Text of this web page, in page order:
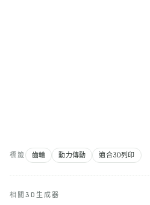
標籤 齒輪 動力傳動 適合3D列印
相關3D生成器